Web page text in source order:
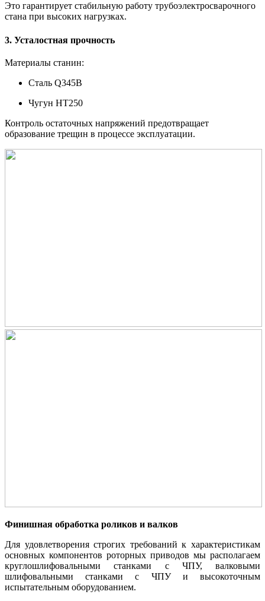
Это гарантирует стабильную работу трубоэлектросварочного
стана при высоких нагрузках.
3. Усталостная прочность
Материалы станин:
Сталь Q345B
Чугун HT250
Контроль остаточных напряжений предотвращает
образование трещин в процессе эксплуатации.
Финишная обработка роликов и валков
Для удовлетворения строгих требований к характеристикам
основных компонентов роторных приводов мы располагаем
круглошлифовальными станками с ЧПУ, валковыми
шлифовальными станками с ЧПУ и высокоточным
испытательным оборудованием.